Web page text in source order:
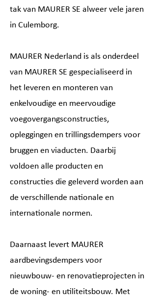
tak van MAURER SE alweer vele jaren
in Culemborg.
MAURER Nederland is als onderdeel
van MAURER SE gespecialiseerd in
het leveren en monteren van
enkelvoudige en meervoudige
voegovergangsconstructies,
opleggingen en trillingsdempers voor
bruggen en viaducten. Daarbij
voldoen alle producten en
constructies die geleverd worden aan
de verschillende nationale en
internationale normen.
Daarnaast levert MAURER
aardbevingsdempers voor
nieuwbouw- en renovatieprojecten in
de woning- en utiliteitsbouw. Met